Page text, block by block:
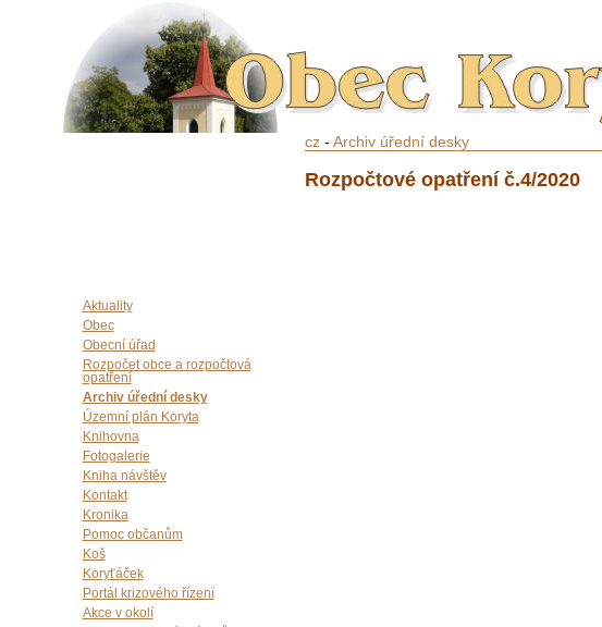
Aktuality
Obec
Obecní úřad
Rozpočet obce a rozpočtová
opatření
Archiv úřední desky
Územní plán Koryta
Knihovna
Fotogalerie
Kniha návštěv
Kontakt
Kronika
Pomoc občanům
Koš
Koryťáček
Portál krizového řízení
Akce v okolí
cz- Archiv úřední desky
Rozpočtové opatření č.4/2020